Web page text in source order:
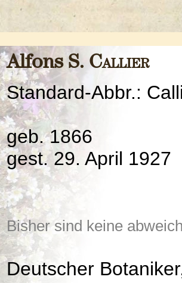
Alfons S. Callier
Standard-Abbr.:
geb. 1866
gest. 29. April 1927
Bisher sind keine
Deutscher